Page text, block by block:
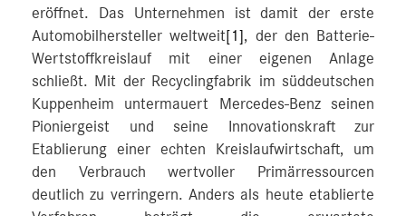
eröffnet. Das Unternehmen ist damit der erste
Automobilhersteller weltweit[1], der den Batterie-
Wertstoffkreislauf mit einer eigenen Anlage
schließt. Mit der Recyclingfabrik im süddeutschen
Kuppenheim untermauert Mercedes-Benz seinen
Pioniergeist und seine Innovationskraft zur
Etablierung einer echten Kreislaufwirtschaft, um
den Verbrauch wertvoller Primärressourcen
deutlich zu verringern. Anders als heute etablierte